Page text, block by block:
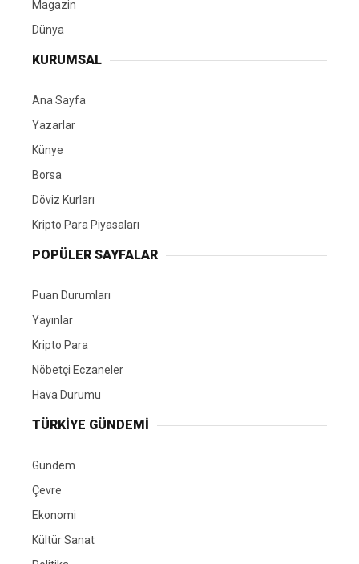
Magazin
Dünya
KURUMSAL
Ana Sayfa
Yazarlar
Künye
Borsa
Döviz Kurları
Kripto Para Piyasaları
POPÜLER SAYFALAR
Puan Durumları
Yayınlar
Kripto Para
Nöbetçi Eczaneler
Hava Durumu
TÜRKIYE GÜNDEMI
Gündem
Çevre
Ekonomi
Kültür Sanat